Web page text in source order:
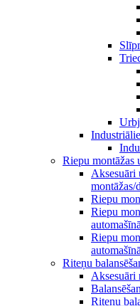
Industriālie
Riepu montāžas
Aksesuāri
montāžas/
Riepu
Riepu
Riepu
Riteņu
Aksesuāri
Riteņu